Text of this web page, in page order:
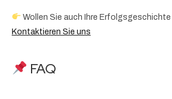
Wollen Sie auch Ihre
Kontaktieren Sie uns
FAQ